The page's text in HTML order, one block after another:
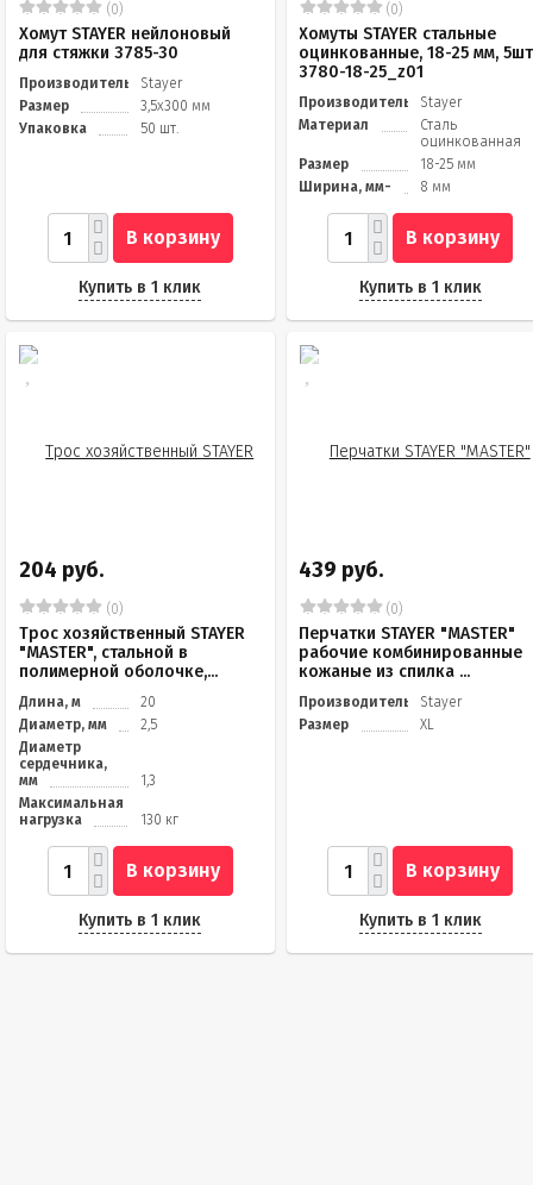
(0)
Хомут STAYER нейлоновый
для стяжки 3785-30
Производитель
Stayer
Размер
3,5х300 мм
Упаковка
50 шт.
В корзину
Купить в 1 клик
(0)
Хомуты STAYER стальные
оцинкованные, 18-25 мм,
3780-18-25_z01
Производитель
Stayer
Материал
Сталь
оцинкованная
Размер
18-25 мм
Ширина, мм-
8 мм
В корзину
Купить в 1 клик
204 руб.
(0)
Трос хозяйственный STAYER
"MASTER", стальной в
полимерной оболочке,...
Длина, м
20
Диаметр, мм
2,5
Диаметр
сердечника,
мм
1,3
Максимальная
нагрузка
130 кг
В корзину
Купить в 1 клик
439 руб.
(0)
Перчатки STAYER "MASTER"
рабочие комбинированные
кожаные из спилка ...
Производитель
Stayer
Размер
XL
В корзину
Купить в 1 клик